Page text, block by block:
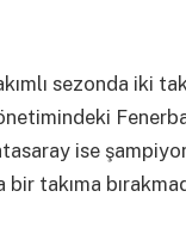
sezonda iki
ise
bir takıma